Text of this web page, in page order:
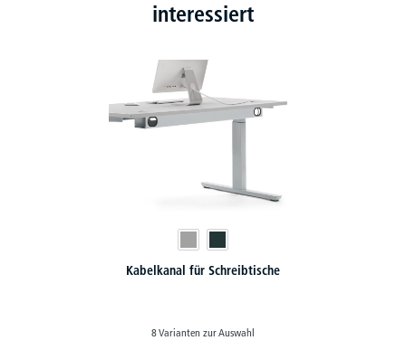
interessiert
Kabelkanal für Schreibtische
8 Varianten zur Auswahl